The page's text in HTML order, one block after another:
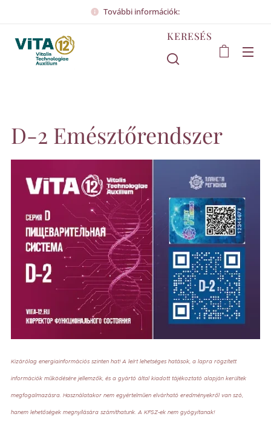
További információk:
KERESÉS
D-2 Emésztőrendszer
Kizárólag energiainformációs szinten hat! A leírt lehetséges hatások, a lapra rögzített
információk működésére jellemzők, és a gyártó által kiadott tájékoztató alapján kerültek
megfogalmazásra. Használatakor nem egyértelműen elvárható eredményekről van szó,
hanem lehetőségek megnyílására számíthatunk. A KFSZ-ek nem gyógyítanak!